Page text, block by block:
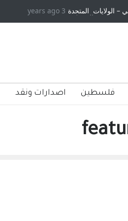
– الولايات المتحدة
الامريكية
3 years ago
فلسطين اصدارات ونقد